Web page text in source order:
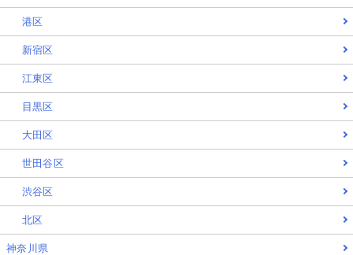
港区
新宿区
江東区
目黒区
大田区
世田谷区
渋谷区
北区
神奈川県